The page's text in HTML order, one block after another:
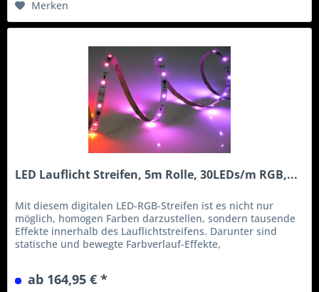
Merken
LED Lauflicht Streifen, 5m Rolle, 30LEDs/m RGB,...
Mit diesem digitalen LED-RGB-Streifen ist es nicht nur
möglich, homogen Farben darzustellen, sondern tausende
Effekte innerhalb des Lauflichtstreifens. Darunter sind
statische und bewegte Farbverlauf-Effekte,
Vielfalt der möglichen Effekte ist auch durch unsere
ab 164,95 € *